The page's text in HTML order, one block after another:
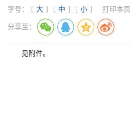
字号：
[ 大 ] [ 中 ] [ 小 ] 打印本页
分享至：
见附件。